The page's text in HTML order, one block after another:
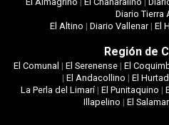
Diario Tierra
El Altino | Diario Vallenar| El
Región de
El Comunal | El Serenense| El
| El Andacollino | El
La Perla del Limarí|El Punitaquino |
Illapelino | El